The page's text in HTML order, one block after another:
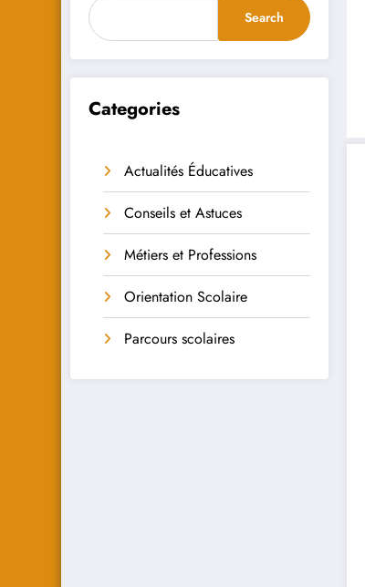
Search
Categories
Actualités Éducatives
Conseils et Astuces
Métiers et Professions
Orientation Scolaire
Parcours scolaires